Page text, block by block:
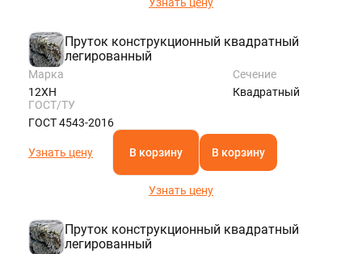
Пруток конструкционный квадратный
легированный
Марка
12ХН
Сечение
Квадратный
ГОСТ/ТУ
ГОСТ 4543-2016
Узнать цену В корзину В корзину
Узнать цену
Пруток конструкционный квадратный
легированный